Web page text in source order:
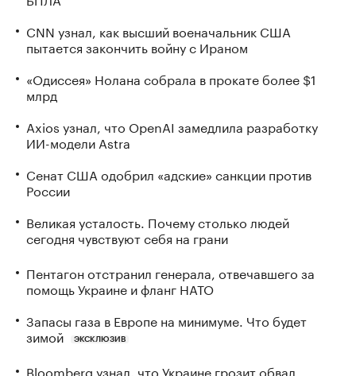
CNN узнал, как высший военачальник США
пытается закончить войну с Ираном
«Одиссея» Нолана собрала в прокате более $1
млрд
Axios узнал, что OpenAI замедлила разработку
ИИ-модели Astra
Сенат США одобрил «адские» санкции против
России
Великая усталость. Почему столько людей
сегодня чувствуют себя на грани
Пентагон отстранил генерала, отвечавшего за
помощь Украине и фланг НАТО
Запасы газа в Европе на минимуме. Что будет
зимой
ЭКСКЛЮЗИВ
Bloomberg узнал, что Украине грозит обвал